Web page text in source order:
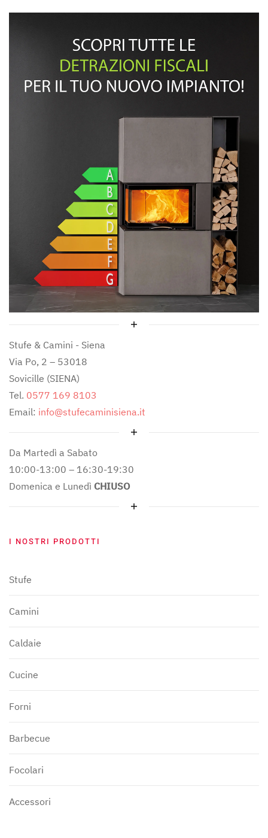
Stufe & Camini - Siena
Via Po, 2 – 53018
Sovicille (SIENA)
Tel. 0577 169 8103
Email: info@stufecaminisiena.it
Da Martedì a Sabato
10:00-13:00 – 16:30-19:30
Domenica e Lunedì CHIUSO
I NOSTRI PRODOTTI
Stufe
Camini
Caldaie
Cucine
Forni
Barbecue
Focolari
Accessori